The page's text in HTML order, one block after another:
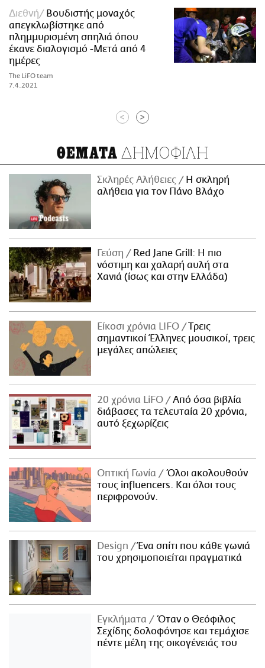
Διεθνή
Βουδιστής μοναχός
απεγκλωβίστηκε από
πλημμυρισμένη σπηλιά όπου
έκανε διαλογισμό -Μετά από 4
ημέρες
The LiFO team
7.4.2021
< >
ΘΕΜΑΤΑ ΔΗΜΟΦΙΛΗ
Σκληρές Αλήθειες
H σκληρή
αλήθεια για τον Πάνο Βλάχο
Γεύση
Red Jane Grill: Η πιο
νόστιμη και χαλαρή αυλή στα
Χανιά (ίσως και στην Ελλάδα)
Είκοσι χρόνια LIFO
Tρεις
σημαντικοί Έλληνες μουσικοί, τρεις
μεγάλες απώλειες
20 χρόνια LiFO
Από όσα βιβλία
διάβασες τα τελευταία 20 χρόνια,
αυτό ξεχωρίζεις
Οπτική Γωνία
Όλοι ακολουθούν
τους influencers. Και όλοι τους
περιφρονούν.
Design
Ένα σπίτι που κάθε γωνιά
του χρησιμοποιείται πραγματικά
Εγκλήματα
Όταν ο Θεόφιλος
Σεχίδης δολοφόνησε και τεμάχισε
πέντε μέλη της οικογένειάς του